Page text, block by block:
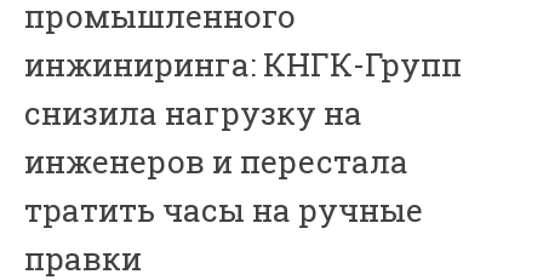
промышленного
инжиниринга: КНГК-Групп
снизила нагрузку на
инженеров и перестала
тратить часы на ручные
правки